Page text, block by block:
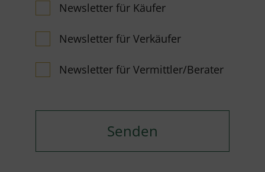
Newsletter für Käufer
Newsletter für Verkäufer
Newsletter für Vermittler/Berater